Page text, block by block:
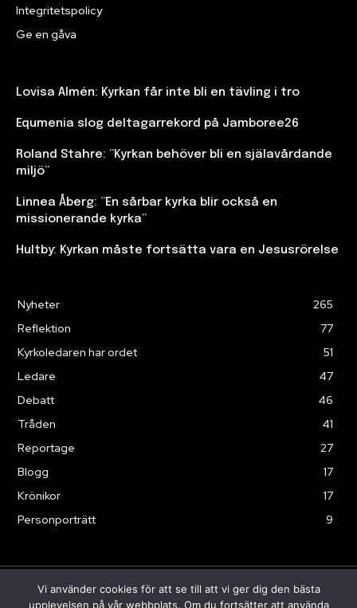
Integritetspolicy
Ge en gåva
Lovisa Almén: Kyrkan får inte bli en tävling i tro
Equmenia slog deltagarrekord på Jamboree26
Roland Stahre: ”Kyrkan behöver bli en själavårdande
miljö”
Linnea Åberg: ”En sårbar kyrka blir också en
missionerande kyrka”
Hultby: Kyrkan måste fortsätta vara en Jesusrörelse
Nyheter
265
Reflektion
77
Kyrkoledaren har ordet
51
Ledare
47
Debatt
46
Tråden
41
Reportage
27
Blogg
17
Krönikor
17
Personporträtt
9
© Sändaren 2025
Vi använder cookies för att se till att vi ger dig den bästa
upplevelsen på vår webbplats. Om du fortsätter att använda